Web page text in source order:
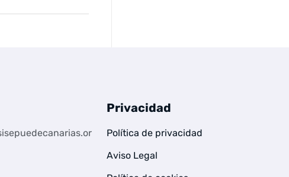
Privacidad
Política de privacidad
Aviso Legal